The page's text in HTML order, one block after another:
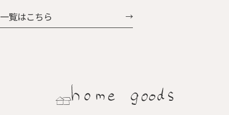
一覧はこちら
￥107,327
連続する美しさと、すっきりとし
た全体フォルムバランスや座り
ングチェア・イージーチェア展
開もされています。
静かで大らかなスタイルを提案
します。